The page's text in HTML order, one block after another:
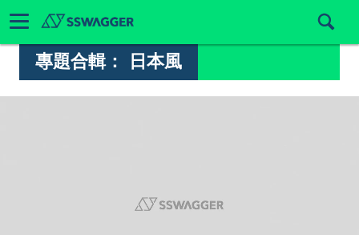
專題合輯： 日本風